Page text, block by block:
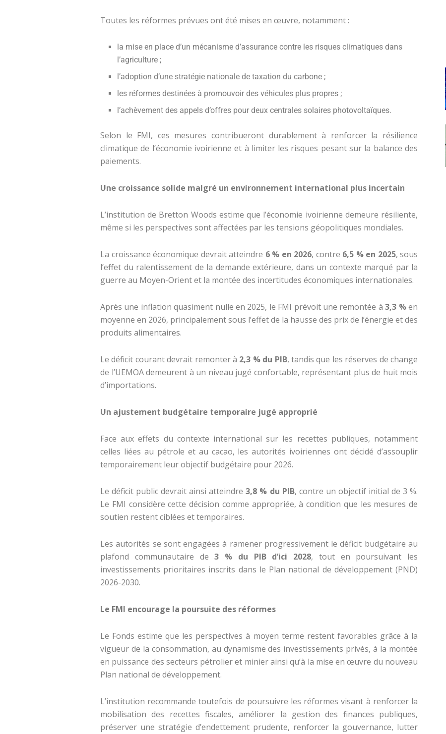
Toutes les réformes prévues ont été mises en œuvre, notamment :
la mise en place d’un mécanisme d’assurance contre les risques climatiques dans
l’agriculture ;
l’adoption d’une stratégie nationale de taxation du carbone ;
les réformes destinées à promouvoir des véhicules plus propres ;
l’achèvement des appels d’offres pour deux centrales solaires photovoltaïques.
Selon le FMI, ces mesures contribueront durablement à renforcer la résilience
climatique de l’économie ivoirienne et à limiter les risques pesant sur la balance des
paiements.
Une croissance solide malgré un environnement international plus incertain
L’institution de Bretton Woods estime que l’économie ivoirienne demeure résiliente,
même si les perspectives sont affectées par les tensions géopolitiques mondiales.
La croissance économique devrait atteindre 6 % en 2026, contre 6,5 % en 2025, sous
l’effet du ralentissement de la demande extérieure, dans un contexte marqué par la
guerre au Moyen-Orient et la montée des incertitudes économiques internationales.
Après une inflation quasiment nulle en 2025, le FMI prévoit une remontée à3,3 %en
moyenne en 2026, principalement sous l’effet de la hausse des prix de l’énergie et des
produits alimentaires.
Le déficit courant devrait remonter à 2,3 % du PIB, tandis que les réserves de change
de l’UEMOA demeurent à un niveau jugé confortable, représentant plus de huit mois
d’importations.
Un ajustement budgétaire temporaire jugé approprié
Face aux effets du contexte international sur les recettes publiques, notamment
celles liées au pétrole et au cacao, les autorités ivoiriennes ont décidé d’assouplir
temporairement leur objectif budgétaire pour 2026.
Le déficit public devrait ainsi atteindre3,8 % du PIB, contre un objectif initial de 3 %.
Le FMI considère cette décision comme appropriée, à condition que les mesures de
soutien restent ciblées et temporaires.
Les autorités se sont engagées à ramener progressivement le déficit budgétaire au
plafond communautaire de3 % du PIB d’ici 2028, tout en poursuivant les
investissements prioritaires inscrits dans le Plan national de développement (PND)
2026-2030.
Le FMI encourage la poursuite des réformes
Le Fonds estime que les perspectives à moyen terme restent favorables grâce à la
vigueur de la consommation, au dynamisme des investissements privés, à la montée
en puissance des secteurs pétrolier et minier ainsi qu’à la mise en œuvre du nouveau
Plan national de développement.
L’institution recommande toutefois de poursuivre les réformes visant à renforcer la
mobilisation des recettes fiscales, améliorer la gestion des finances publiques,
préserver une stratégie d’endettement prudente, renforcer la gouvernance, lutter